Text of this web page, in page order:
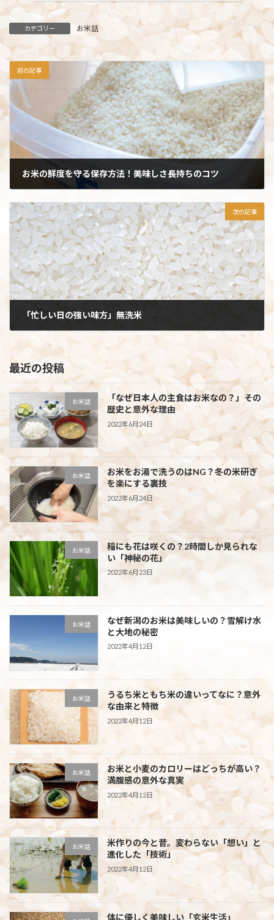
カテゴリー お米話
前の記事
お米の鮮度を守る保存方法！美味しさ長持ちのコツ
次の記事
「忙しい日の強い味方」無洗米
最近の投稿
お米話
「なぜ日本人の主食はお米なの？」その
歴史と意外な理由
2022年6月24日
お米話
お米をお湯で洗うのはNG？冬の米研ぎ
を楽にする裏技
2022年6月24日
お米話
稲にも花は咲くの？2時間しか見られな
い「神秘の花」
2022年6月23日
お米話
なぜ新潟のお米は美味しいの？雪解け水
と大地の秘密
2022年4月12日
お米話
うるち米ともち米の違いってなに？意外
な由来と特徴
2022年4月12日
お米話
お米と小麦のカロリーはどっちが高い？
満腹感の意外な真実
2022年4月12日
お米話
米作りの今と昔。変わらない「想い」と
進化した「技術」
2022年4月12日
体に優しく美味しい「玄米生活」